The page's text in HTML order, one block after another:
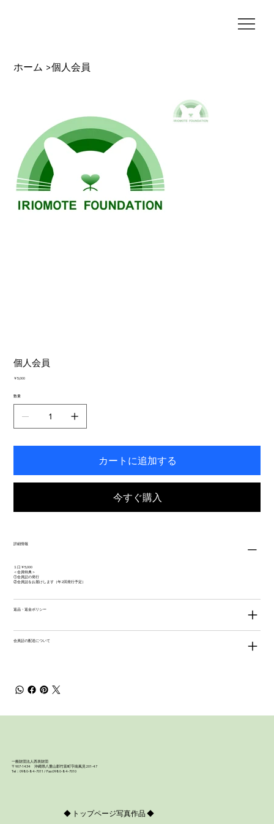
ホーム >個人会員
個人会員
価
￥5,000
数量
カートに追加する
今すぐ購入
詳細情報
１口￥5,000
＜会員特典＞
①会員証の発行
②会員誌をお届けします（年2回発行予定）
返品・返金ポリシー
会員証の配送について
一般財団法人西表財団
〒907-1434 沖縄県八重山郡竹富町字南風見201-47
Tel：0980-84-7011 / Fax:0980-84-7010
◆ トップページ写真作品 ◆